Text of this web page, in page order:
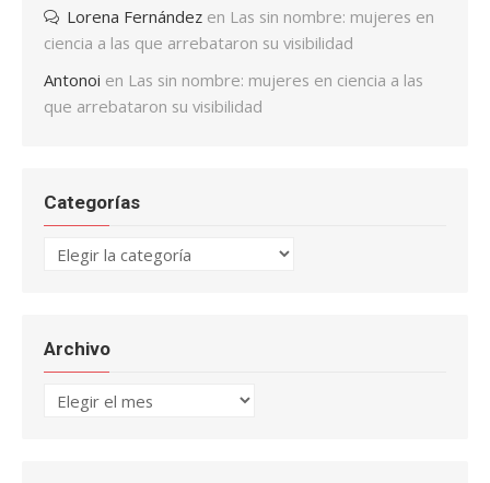
Lorena Fernández en Las sin nombre: mujeres en
ciencia a las que arrebataron su visibilidad
Antonoi en Las sin nombre: mujeres en ciencia a las
que arrebataron su visibilidad
Categorías
Categorías
Archivo
Archivo